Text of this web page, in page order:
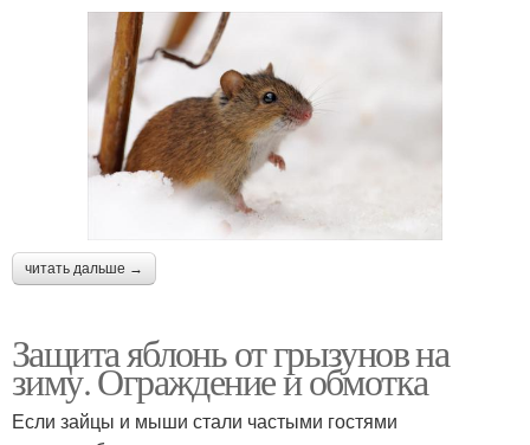
читать дальше →
Защита яблонь от грызунов на
зиму. Ограждение и обмотка
Если зайцы и мыши стали частыми гостями